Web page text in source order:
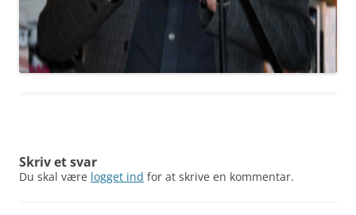
Skriv et svar
Du skal være logget ind for at skrive en kommentar.